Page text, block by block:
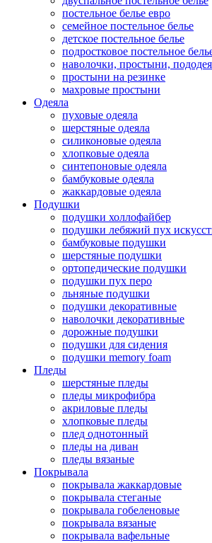
постельное белье евро
семейное постельное белье
детское постельное белье
подростковое постельное
наволочки, простыни,
простыни на резинке
махровые простыни
Одеяла
пуховые одеяла
шерстяные одеяла
силиконовые одеяла
хлопковые одеяла
синтепоновые одеяла
бамбуковые одеяла
жаккардовые одеяла
Подушки
подушки холлофайбер
подушки лебяжий пух
бамбуковые подушки
шерстяные подушки
ортопедические подушки
подушки пух перо
льняные подушки
подушки декоративные
наволочки декоративные
дорожные подушки
подушки для сидения
подушки memory foam
Пледы
шерстяные пледы
пледы микрофибра
акриловые пледы
хлопковые пледы
плед однотонный
пледы на диван
пледы вязаные
Покрывала
покрывала жаккардовые
покрывала стеганые
покрывала гобеленовые
покрывала вязаные
покрывала вафельные